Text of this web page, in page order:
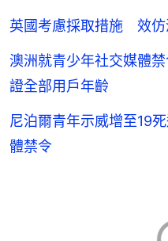
英國考慮採取措施 效仿
澳洲就青少年社交媒體
證全部用戶年齡
尼泊爾青年示威增至19
體禁令